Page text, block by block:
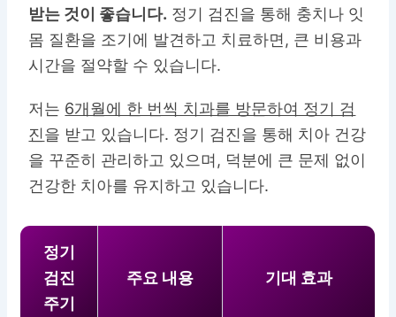
받는 것이 좋습니다. 정기 검진을 통해 충치나 잇
몸 질환을 조기에 발견하고 치료하면, 큰 비용과
시간을 절약할 수 있습니다.
저는 6개월에 한 번씩 치과를 방문하여 정기 검
진을 받고 있습니다. 정기 검진을 통해 치아 건강
을 꾸준히 관리하고 있으며, 덕분에 큰 문제 없이
건강한 치아를 유지하고 있습니다.
정기
검진
주기
주요 내용 기대 효과